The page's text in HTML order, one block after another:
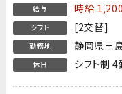
給与 時給
シフト [2交替]
勤務地 静岡県三
休日 シフト制